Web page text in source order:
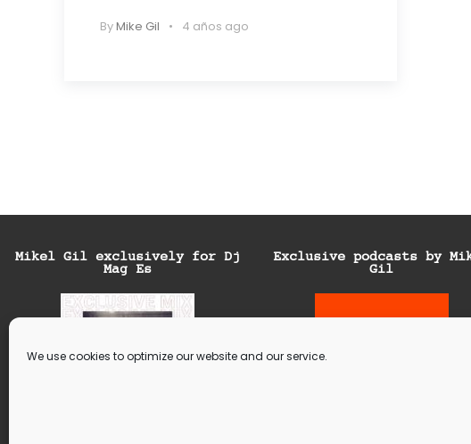
We use cookies to optimize our website and our service.
ByMike Gil 4 años ago
Mikel Gil exclusively for Dj
Mag Es
Exclusive podcasts by
Gil